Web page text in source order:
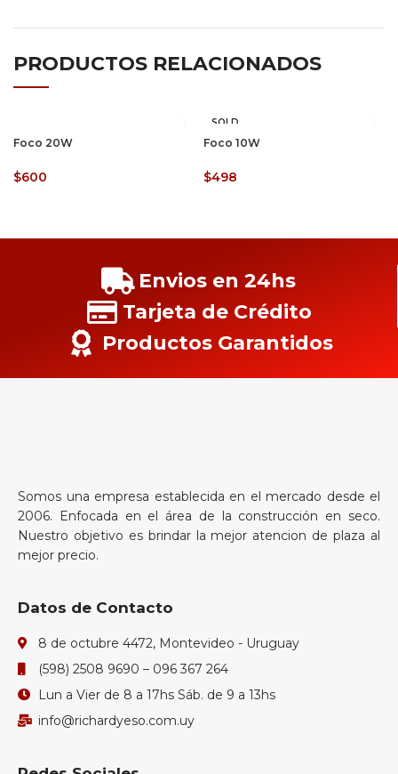
PRODUCTOS RELACIONADOS
Foco 20W
$600
SOLD
Foco 10W
$498
Envios en 24hs
Tarjeta de Crédito
Productos Garantidos
Somos una empresa establecida en el mercado desde el
2006. Enfocada en el área de la construcción en seco.
Nuestro objetivo es brindar la mejor atencion de plaza al
mejor precio.
Datos de Contacto
8 de octubre 4472, Montevideo - Uruguay
(598) 2508 9690 – 096 367 264
Lun a Vier de 8 a 17hs Sáb. de 9 a 13hs
info@richardyeso.com.uy